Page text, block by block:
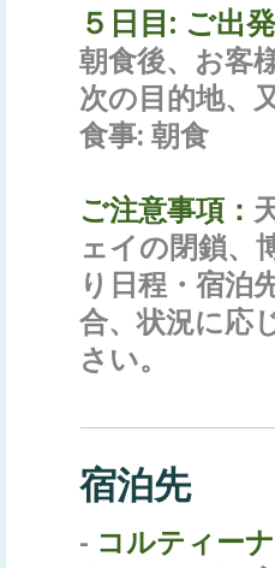
５日目: ご出
朝食後、お客
次の目的地、
食事: 朝食
ご注意事項：
ェイの閉鎖、
り日程・宿泊
合、状況に応
さい。
宿泊先
- コルティー